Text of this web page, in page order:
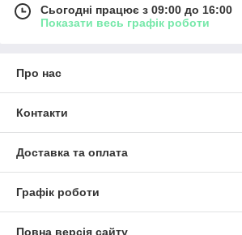
Сьогодні працює з 09:00 до 16:00
Показати весь графік роботи
Про нас
Контакти
Доставка та оплата
Графік роботи
Повна версія сайту